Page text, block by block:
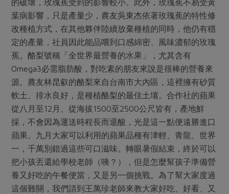
優惠專區
素食專區
樂齡友善
高麗菜海鮮煎餅
地區活動
社務會議 地區活動
活動報下載
的破壞，玫瑰蕉受到的影響較小。此外，玫瑰蕉不易受黃
葉病影響，只是產量少，農友吳東杰依著玫瑰蕉的特性修
改種植方式，在其他夥伴陸續放棄種植的同時，他仍有穩
定的產量，社員因此能品嚐到口感綿密、風味濃郁的玫瑰
蕉。酪梨號稱「全世界最營養的水果」，尤其含有
Omega3必需脂肪酸，對吃素的朋友來說是很棒的營養來
源。農友林昆叡的酪梨來自台南市大內區，這裡擁有砂質
軟土、排水良好，是種植酪梨的最佳土壤。合作社的蘋果
從八月至12月、從海拔1500至2500公尺皆有，產地鮮
採，不會因為運送時程長而退酸，光是這一點便遠勝進口
蘋果。九月大家可以利用的蘋果品種有津輕、青龍、世界
一，千萬別錯過這些可口滋味。轉眼暑假結束，終於可以
把小孩丟還給學校老師（咦？），但是怎麼幫孩子準備營
養又好吃的午餐便當，又是另一個挑戰。為了幫大家度過
這個難關，我們請到王萬珍老師來教大家好吃、好看、又